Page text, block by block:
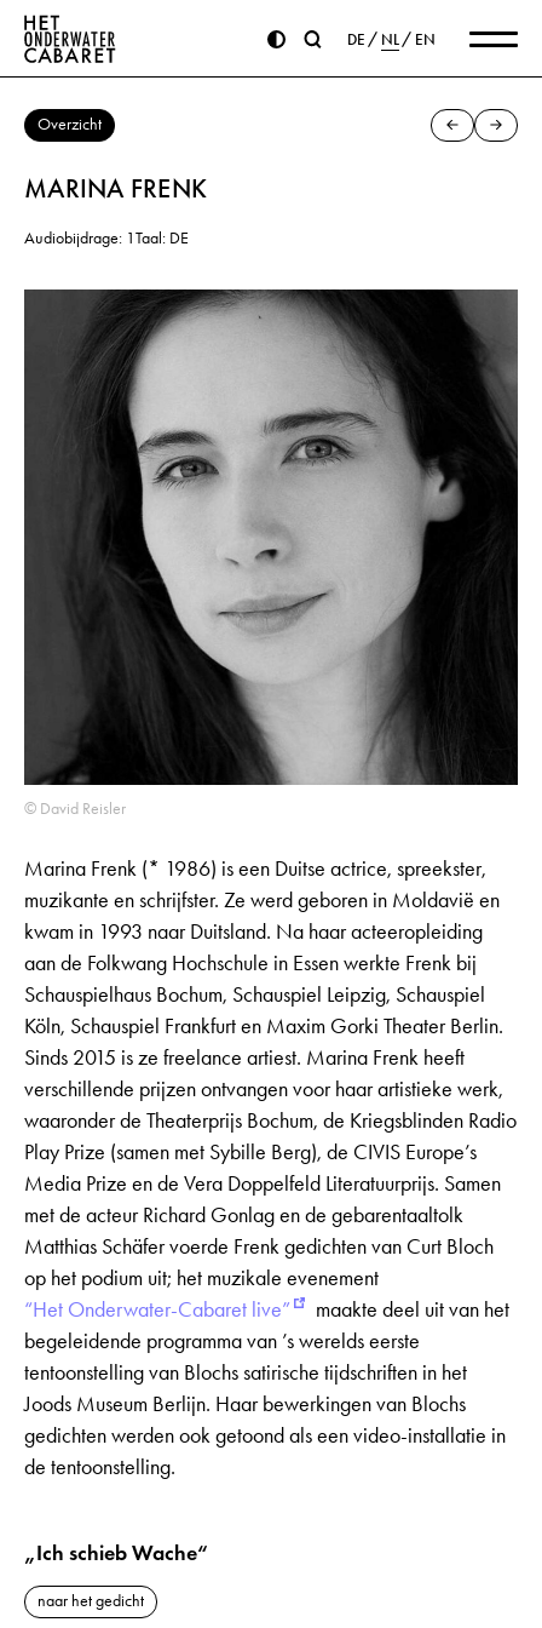
DE NL EN
Overzicht
MARINA FRENK
Audiobijdrage: 1Taal: DE
© David Reisler
Marina Frenk (* 1986) is een Duitse actrice, spreekster,
muzikante en schrijfster. Ze werd geboren in Moldavië en
kwam in 1993 naar Duitsland. Na haar acteeropleiding
aan de Folkwang Hochschule in Essen werkte Frenk bij
Schauspielhaus Bochum, Schauspiel Leipzig, Schauspiel
Köln, Schauspiel Frankfurt en Maxim Gorki Theater Berlin.
Sinds 2015 is ze freelance artiest. Marina Frenk heeft
verschillende prijzen ontvangen voor haar artistieke werk,
waaronder de Theaterprijs Bochum, de Kriegsblinden Radio
Play Prize (samen met Sybille Berg), de CIVIS Europe’s
Media Prize en de Vera Doppelfeld Literatuurprijs. Samen
met de acteur Richard Gonlag en de gebarentaaltolk
Matthias Schäfer voerde Frenk gedichten van Curt Bloch
op het podium uit; het muzikale evenement
“Het Onderwater-Cabaret live”
maakte deel uit van het
begeleidende programma van ’s werelds eerste
tentoonstelling van Blochs satirische tijdschriften in het
Joods Museum Berlijn. Haar bewerkingen van Blochs
gedichten werden ook getoond als een video-installatie in
de tentoonstelling.
„Ich schieb Wache“
naar het gedicht